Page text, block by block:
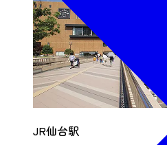
JR仙台駅